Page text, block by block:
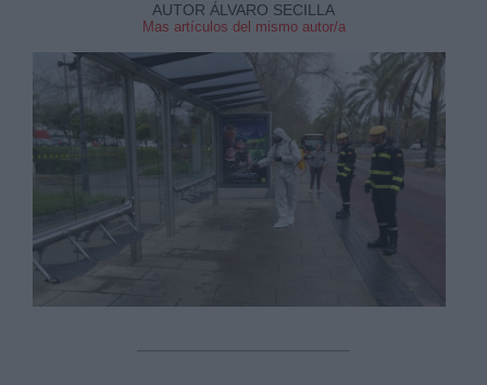
AUTOR ÁLVARO SECILLA
Mas artículos del mismo autor/a
Información adicional
link